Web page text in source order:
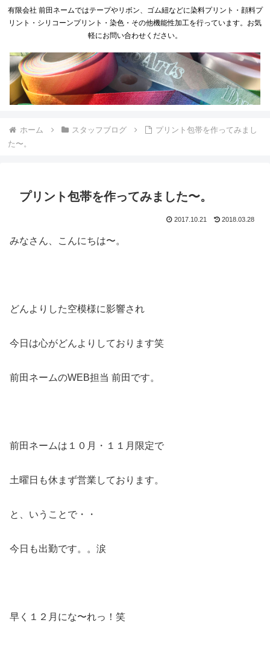
有限会社 前田ネームではテープやリボン、ゴム紐などに染料プリント・顔料プ
リント・シリコーンプリント・染色・その他機能性加工を行っています。お気
軽にお問い合わせください。
ホーム スタッフブログ
プリント包帯を作ってみまし
た〜。
プリント包帯を作ってみました〜。
2017.10.21 2018.03.28
みなさん、こんにちは〜。
どんよりした空模様に影響され
今日は心がどんよりしております笑
前田ネームのWEB担当 前田です。
前田ネームは１０月・１１月限定で
土曜日も休まず営業しております。
と、いうことで・・
今日も出勤です。。涙
早く１２月にな〜れっ！笑